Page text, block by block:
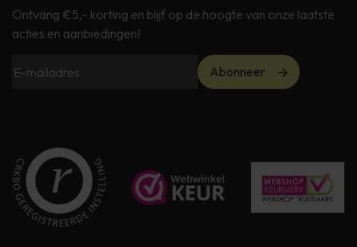
Ontvang €5,- korting en blijf op de hoogte van onze laatste
acties en aanbiedingen!
Abonneer